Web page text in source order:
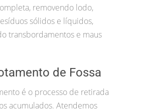
removendo lodo,
sólidos e líquidos,
transbordamentos e maus
de Fossa
é o processo de retirada
acumulados. Atendemos